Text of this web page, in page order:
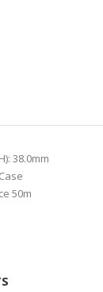
38.0mm
50m